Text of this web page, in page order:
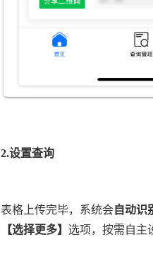
2.设置查询
表格上传完毕，系统会自动识
【选择更多】 选项，按需自主